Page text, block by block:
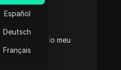
User Agent do meu
Español
Deutsch
Français